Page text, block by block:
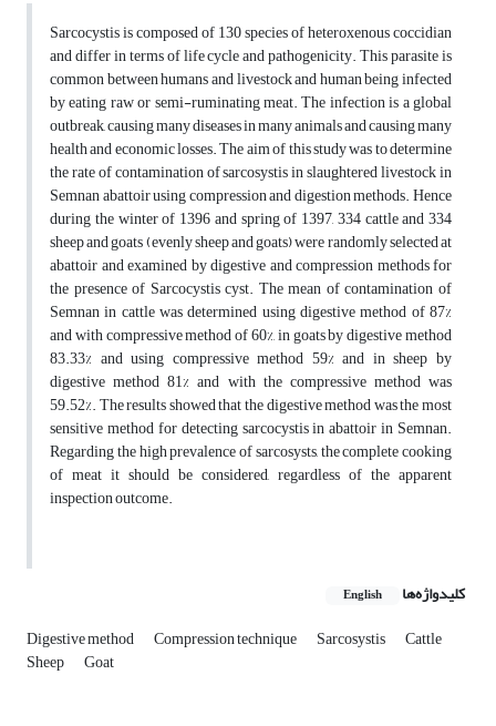
Sarcocystis is composed of 130 species of heteroxenous coccidian
and differ in terms of life cycle and pathogenicity. This parasite is
common between humans and livestock and human being infected
by eating raw or semi-ruminating meat. The infection is a global
outbreak, causing many diseases in many animals and causing many
health and economic losses. The aim of this study was to determine
the rate of contamination of sarcosystis in slaughtered livestock in
Semnan abattoir using compression and digestion methods. Hence
during the winter of 1396 and spring of 1397, 334 cattle and 334
sheep and goats (evenly sheep and goats) were randomly selected at
abattoir and examined by digestive and compression methods for
the presence of Sarcocystis cyst. The mean of contamination of
Semnan in cattle was determined using digestive method of 87%
and with compressive method of 60%, in goats by digestive method
83.33% and using compressive method 59% and in sheep by
digestive method 81% and with the compressive method was
59.52%. The results showed that the digestive method was the most
sensitive method for detecting sarcocystis in abattoir in Semnan.
Regarding the high prevalence of sarcosysts, the complete cooking
of meat it should be considered, regardless of the apparent
inspection outcome.
کلیدواژه‌ها English
Digestive method Compression technique Sarcosystis Cattle
Sheep Goat